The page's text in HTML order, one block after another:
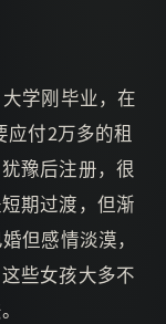
学刚毕业，在
应付2万多的租
豫后注册，很
期过渡，但渐
但感情淡漠，
些女孩大多不